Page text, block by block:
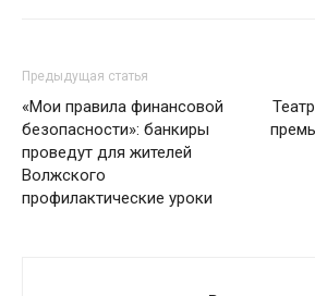
Предыдущая статья
«Мои правила финансовой
безопасности»: банкиры
проведут для жителей
Волжского
профилактические уроки